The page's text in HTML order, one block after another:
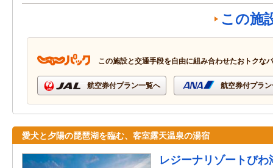
この施
この施設と交通手段を自由に組み合わせたおトクな
航空券付プラン一覧へ 航空券付プラ
愛犬と夕陽の琵琶湖を臨む、客室露天温泉の湯宿
レジーナリゾートびわ